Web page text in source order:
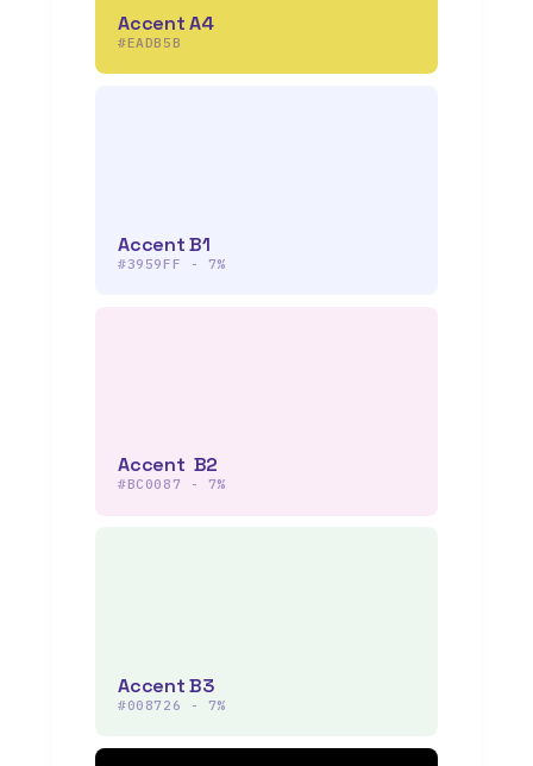
Accent A4
#EADB5B
Accent B1
#3959FF - 7%
Accent B2
#BC0087 - 7%
Accent B3
#008726 - 7%